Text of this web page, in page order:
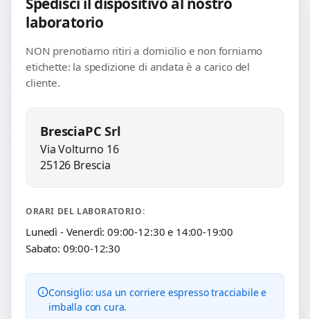
laboratorio
NON prenotiamo ritiri a domicilio e non forniamo
etichette: la spedizione di andata è a carico del
cliente.
BresciaPC Srl
Via Volturno 16
25126 Brescia
ORARI DEL LABORATORIO:
Lunedì - Venerdì: 09:00-12:30 e 14:00-19:00
Sabato: 09:00-12:30
Consiglio: usa un corriere espresso tracciabile e
imballa con cura.